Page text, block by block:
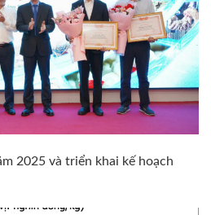
2025 và triển khai kế hoạch